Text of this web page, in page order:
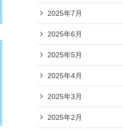
2025年7月
2025年6月
2025年5月
2025年4月
2025年3月
2025年2月